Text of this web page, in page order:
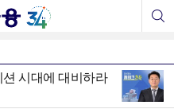
시대에 대비하라